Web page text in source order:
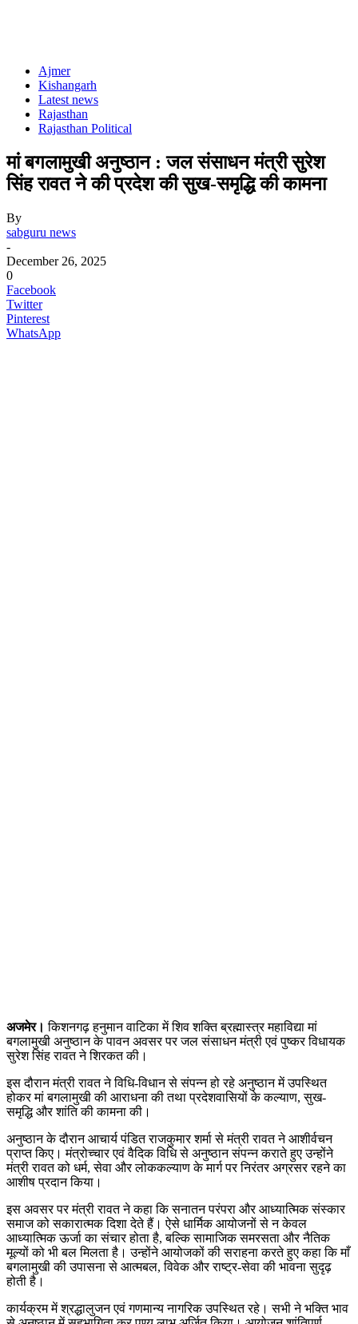
Ajmer
Kishangarh
Latest news
Rajasthan
Rajasthan Political
मां बगलामुखी अनुष्ठान : जल संसाधन मंत्री सुरेश
सिंह रावत ने की प्रदेश की सुख-समृद्धि की कामना
By
sabguru news
-
December 26, 2025
0
Facebook
Twitter
Pinterest
WhatsApp
अजमेर। किशनगढ़ हनुमान वाटिका में शिव शक्ति ब्रह्मास्त्र महाविद्या मां
बगलामुखी अनुष्ठान के पावन अवसर पर जल संसाधन मंत्री एवं पुष्कर विधायक
सुरेश सिंह रावत ने शिरकत की।
इस दौरान मंत्री रावत ने विधि-विधान से संपन्न हो रहे अनुष्ठान में उपस्थित
होकर मां बगलामुखी की आराधना की तथा प्रदेशवासियों के कल्याण, सुख-
समृद्धि और शांति की कामना की।
अनुष्ठान के दौरान आचार्य पंडित राजकुमार शर्मा से मंत्री रावत ने आशीर्वचन
प्राप्त किए। मंत्रोच्चार एवं वैदिक विधि से अनुष्ठान संपन्न कराते हुए उन्होंने
मंत्री रावत को धर्म, सेवा और लोककल्याण के मार्ग पर निरंतर अग्रसर रहने का
आशीष प्रदान किया।
इस अवसर पर मंत्री रावत ने कहा कि सनातन परंपरा और आध्यात्मिक संस्कार
समाज को सकारात्मक दिशा देते हैं। ऐसे धार्मिक आयोजनों से न केवल
आध्यात्मिक ऊर्जा का संचार होता है, बल्कि सामाजिक समरसता और नैतिक
मूल्यों को भी बल मिलता है। उन्होंने आयोजकों की सराहना करते हुए कहा कि माँ
बगलामुखी की उपासना से आत्मबल, विवेक और राष्ट्र-सेवा की भावना सुदृढ़
होती है।
कार्यक्रम में श्रद्धालुजन एवं गणमान्य नागरिक उपस्थित रहे। सभी ने भक्ति भाव